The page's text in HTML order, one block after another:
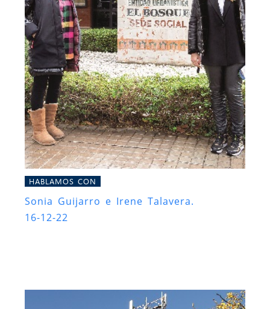
HABLAMOS CON
Sonia Guijarro e Irene Talavera.
16-12-22